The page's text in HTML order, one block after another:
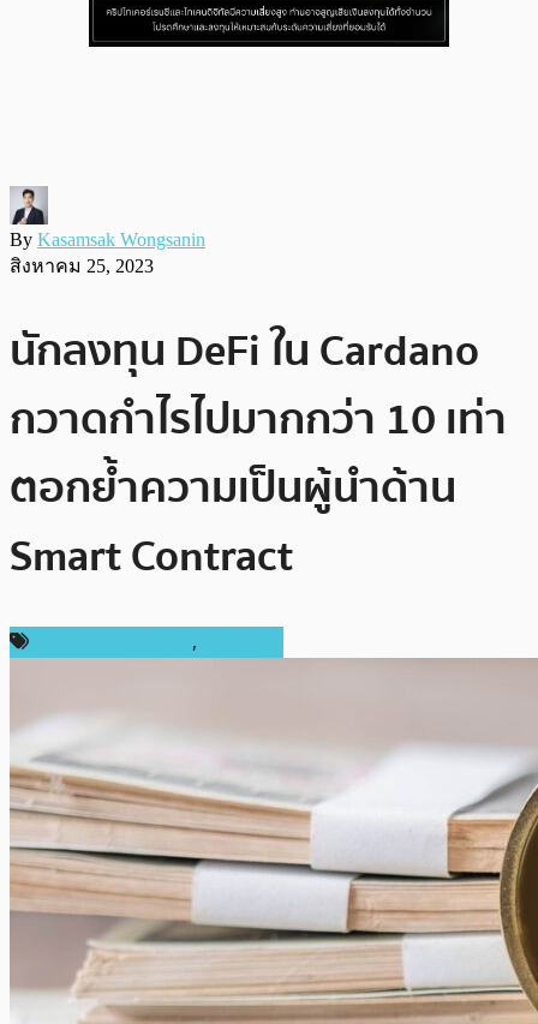
By Kasamsak Wongsanin
สิงหาคม 25, 2023
นักลงทุน DeFi ใน Cardano
กวาดกำไรไปมากกว่า 10 เท่า
ตอกย้ำความเป็นผู้นำด้าน
Smart Contract
,